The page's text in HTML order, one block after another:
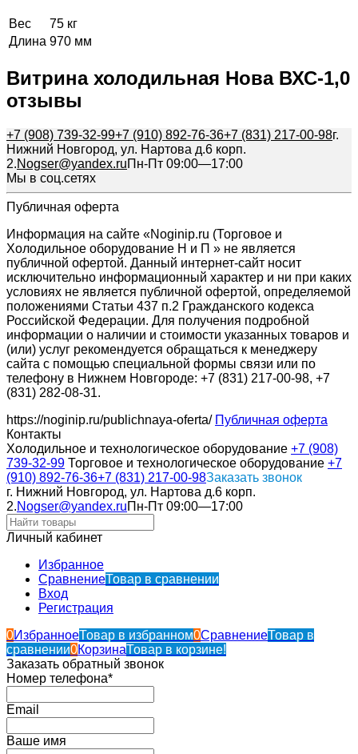
Вес
75 кг
Длина 970 мм
Витрина холодильная Нова ВХС-1,0
отзывы
+7 (908) 739-32-99+7 (910) 892-76-36+7 (831) 217-00-98г.
Нижний Новгород, ул. Нартова д.6 корп.
2.Nogser@yandex.ruПн-Пт 09:00—17:00
Мы в соц.сетях
Публичная оферта
Информация на сайте «Noginip.ru (Торговое и
Холодильное оборудование Н и П » не является
публичной офертой. Данный интернет-сайт носит
исключительно информационный характер и ни при каких
условиях не является публичной офертой, определяемой
положениями Статьи 437 п.2 Гражданского кодекса
Российской Федерации. Для получения подробной
информации о наличии и стоимости указанных товаров и
(или) услуг рекомендуется обращаться к менеджеру
сайта с помощью специальной формы связи или по
телефону в Нижнем Новгороде: +7 (831) 217-00-98, +7
(831) 282-08-31.
https://noginip.ru/publichnaya-oferta/ Публичная оферта
Контакты
Холодильное и технологическое оборудование +7 (908)
739-32-99 Торговое и технологическое оборудование +7
(910) 892-76-36+7 (831) 217-00-98Заказать звонок
г. Нижний Новгород, ул. Нартова д.6 корп.
2.Nogser@yandex.ruПн-Пт 09:00—17:00
Личный кабинет
Избранное
СравнениеТовар в сравнении
Вход
Регистрация
0ИзбранноеТовар в избранном0СравнениеТовар в
сравнении0КорзинаТовар в корзине!
Заказать обратный звонок
Номер телефона*
Email
Ваше имя